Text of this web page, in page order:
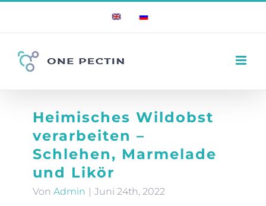
springen
EnglishRussian
Heimisches Wildobst
verarbeiten –
Schlehen, Marmelade
und Likör
Von Admin | Juni 24th, 2022